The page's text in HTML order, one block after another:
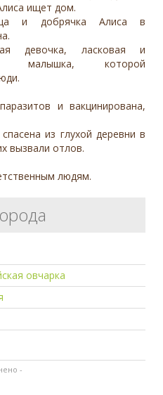
ищет дом.
и добрячка Алиса в
девочка, ласковая и
малышка, которой
и вакцинирована,
из глухой деревни в
вызвали отлов.
людям.
овчарка
-